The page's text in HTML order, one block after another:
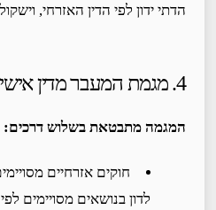
הדתי ידון לפי הדין האזרחי,
4. מגמת המעבר מדין אישי לטריטוריאלי
המגמה מתבטאת בשלוש דרכים:
חוקים אזרחיים
לדון בנושאים מסויימים